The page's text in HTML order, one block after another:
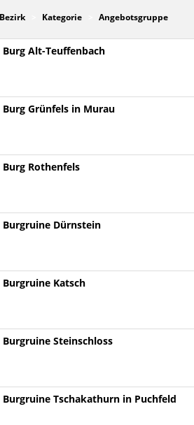
Bezirk Kategorie Angebotsgruppe
Burg Alt-Teuffenbach
Burg Grünfels in Murau
Burg Rothenfels
Burgruine Dürnstein
Burgruine Katsch
Burgruine Steinschloss
Burgruine Tschakathurn in Puchfeld